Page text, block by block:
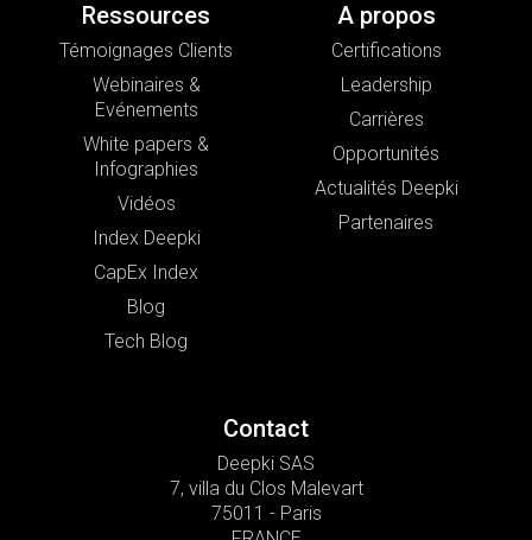
Ressources
Témoignages Clients
Webinaires &
Evénements
White papers &
Infographies
Vidéos
Index Deepki
CapEx Index
Blog
Tech Blog
A propos
Certifications
Leadership
Carrières
Opportunités
Actualités Deepki
Partenaires
Contact
Deepki SAS
7, villa du Clos Malevart
75011 - Paris